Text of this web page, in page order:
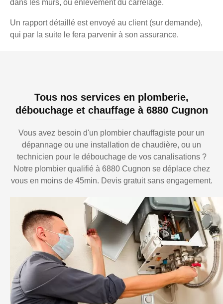
dans les murs, ou enlèvement du carrelage.
Un rapport détaillé est envoyé au client (sur demande),
qui par la suite le fera parvenir à son assurance.
Tous nos services en plomberie,
débouchage et chauffage à 6880 Cugnon
Vous avez besoin d'un plombier chauffagiste pour un
dépannage ou une installation de chaudière, ou un
technicien pour le débouchage de vos canalisations ?
Notre plombier qualifié à 6880 Cugnon se déplace chez
vous en moins de 45min. Devis gratuit sans engagement.